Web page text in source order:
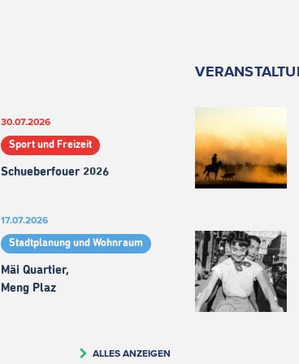
30.07.2026
Sport und Freizeit
Schueberfouer 2026
17.07.2026
Stadtplanung und Wohnraum
Mäi Quartier,
Meng Plaz
ALLES ANZEIGEN